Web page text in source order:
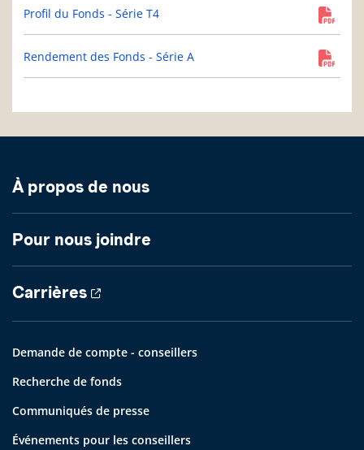
Profil du Fonds - Série T4
Rendement des Fonds - Série A
À propos de nous
Pour nous joindre
Carrières
Demande de compte - conseillers
Recherche de fonds
Communiqués de presse
Événements pour les conseillers